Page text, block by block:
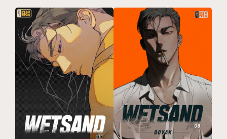
豐，
「命運」與「真理」的故事，最終章——！！